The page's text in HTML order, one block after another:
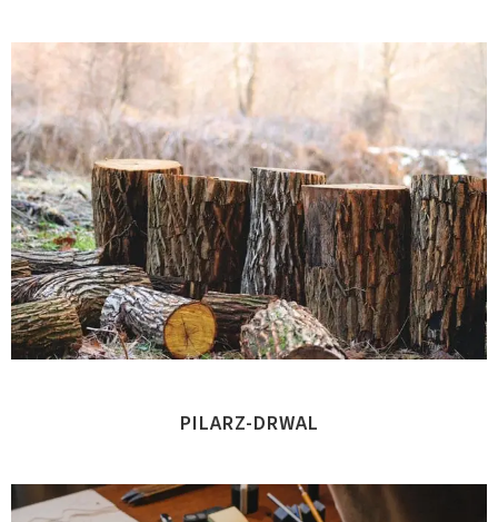
PILARZ-DRWAL